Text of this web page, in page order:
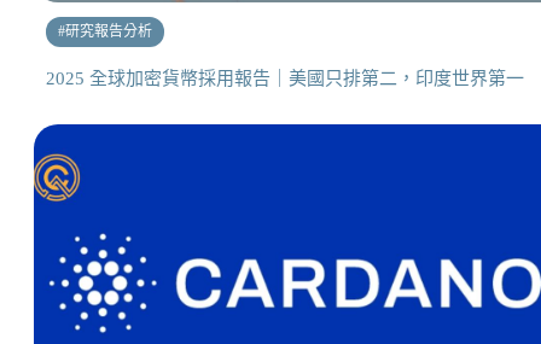
#研究報告分析
2025 全球加密貨幣採用報告｜美國只排第二，印度世界第一